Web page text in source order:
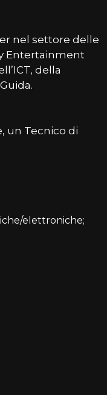
nel settore delle
Entertainment
della
un Tecnico di
elettroniche;